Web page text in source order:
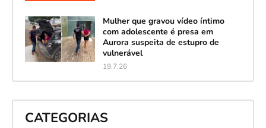
Mulher que gravou vídeo íntimo
com adolescente é presa em
Aurora suspeita de estupro de
vulnerável
19.7.26
CATEGORIAS